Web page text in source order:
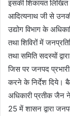
इसकी शिकायत लिखित
आदित्यनाथ जी से
उद्योग विभाग के
तथा शिविरों में
तथा समिति सदस्यों
जिस पर जनपद प्रभारी
करने के निर्देश दिये।
अधिकारी प्रतीक जैन ने
25 में शासन द्वारा